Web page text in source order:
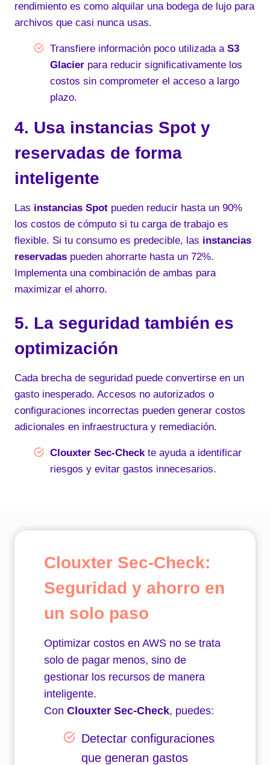
rendimiento es como alquilar una bodega de lujo para
archivos que casi nunca usas.
Transfiere información poco utilizada a S3
Glacier para reducir significativamente los
costos sin comprometer el acceso a largo
plazo.
4. Usa instancias Spot y
reservadas de forma
inteligente
Las instancias Spot pueden reducir hasta un 90%
los costos de cómputo si tu carga de trabajo es
flexible. Si tu consumo es predecible, las instancias
reservadas pueden ahorrarte hasta un 72%.
Implementa una combinación de ambas para
maximizar el ahorro.
5. La seguridad también es
optimización
Cada brecha de seguridad puede convertirse en un
gasto inesperado. Accesos no autorizados o
configuraciones incorrectas pueden generar costos
adicionales en infraestructura y remediación.
Clouxter Sec-Checkte ayuda a identificar
riesgos y evitar gastos innecesarios.
Clouxter Sec-Check:
Seguridad y ahorro en
un solo paso
Optimizar costos en AWS no se trata
solo de pagar menos, sino de
gestionar los recursos de manera
inteligente.
Con Clouxter Sec-Check, puedes:
Detectar configuraciones
que generan gastos